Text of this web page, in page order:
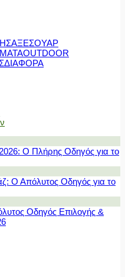
ΑΞΕΣΟΥΑΡ
OUTDOOR
ΔΙΑΦΟΡΑ
Ο Πλήρης Οδηγός για το
Ο Απόλυτος Οδηγός για το
Οδηγός Επιλογής &